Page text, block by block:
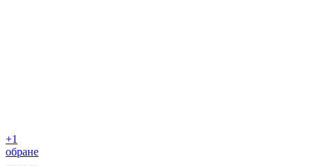
+1
обране